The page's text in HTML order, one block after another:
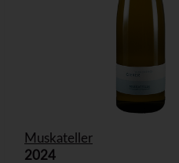
Muskateller
2024